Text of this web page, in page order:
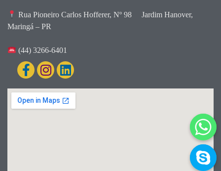
Rua Pioneiro Carlos Hofferer, Nº 98
Jardim Hanover,
Maringá – PR
(44) 3266-6401